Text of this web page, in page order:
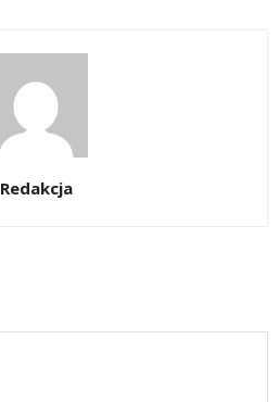
Redakcja